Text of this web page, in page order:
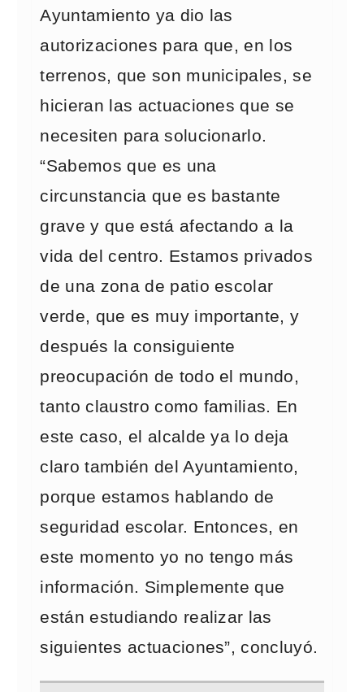
Ayuntamiento ya dio las
autorizaciones para que, en los
terrenos, que son municipales, se
hicieran las actuaciones que se
necesiten para solucionarlo.
“Sabemos que es una
circunstancia que es bastante
grave y que está afectando a la
vida del centro. Estamos privados
de una zona de patio escolar
verde, que es muy importante, y
después la consiguiente
preocupación de todo el mundo,
tanto claustro como familias. En
este caso, el alcalde ya lo deja
claro también del Ayuntamiento,
porque estamos hablando de
seguridad escolar. Entonces, en
este momento yo no tengo más
información. Simplemente que
están estudiando realizar las
siguientes actuaciones”, concluyó.